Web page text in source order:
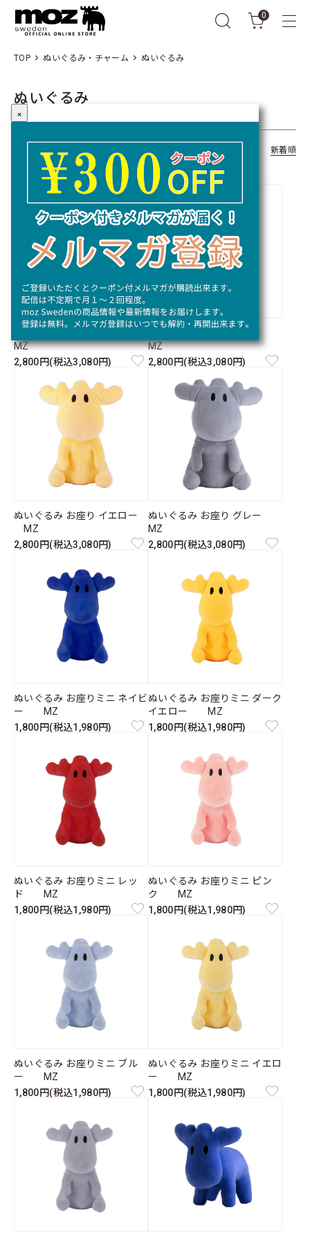
0
TOP ぬいぐるみ・チャーム ぬいぐるみ
ぬいぐるみ
全22商品 おすすめ順 新着順
MZ
2,800円(税込3,080円)
ぬいぐるみ お座り ブルー
MZ
2,800円(税込3,080円)
ぬいぐるみ お座り イエロー
MZ
2,800円(税込3,080円)
ぬいぐるみ お座り グレー
MZ
2,800円(税込3,080円)
ぬいぐるみ お座りミニ ネイビ
ー MZ
1,800円(税込1,980円)
ぬいぐるみ お座りミニ ダーク
イエロー MZ
1,800円(税込1,980円)
ぬいぐるみ お座りミニ レッ
ド MZ
1,800円(税込1,980円)
ぬいぐるみ お座りミニ ピン
ク MZ
1,800円(税込1,980円)
ぬいぐるみ お座りミニ ブル
ー MZ
1,800円(税込1,980円)
ぬいぐるみ お座りミニ イエロ
ー MZ
1,800円(税込1,980円)
×